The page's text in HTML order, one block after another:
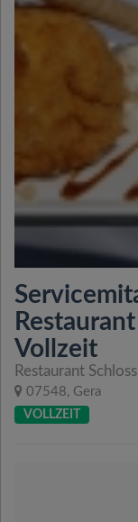
Vollzeit
Restaurant
07548, Gera
VOLLZEIT